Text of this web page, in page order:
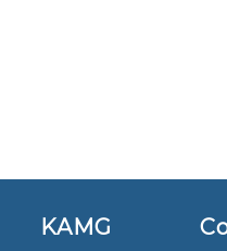
KAMG